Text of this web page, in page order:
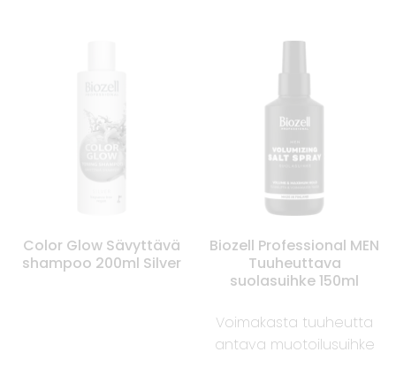
Color Glow Sävyttävä
shampoo 200ml Silver
Biozell Professional MEN
Tuuheuttava
suolasuihke 150ml
Voimakasta tuuheutta
antava muotoilusuihke